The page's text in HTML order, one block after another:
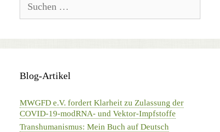
nach:
Blog-Artikel
MWGFD e.V. fordert Klarheit zu Zulassung der
COVID-19-modRNA- und Vektor-Impfstoffe
Transhumanismus: Mein Buch auf Deutsch